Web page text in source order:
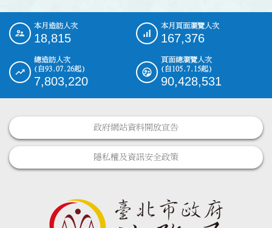
::: 本月造訪人次
18,815
本月頁面瀏覽人次
167,376
總造訪人次
(自93.07.26起)
7,803,220
頁面總瀏覽人次
(自105.7.15起)
90,428,531
政府網站資料開放宣告
隱私權及資訊安全政策